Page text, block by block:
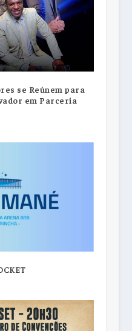
se Reúnem para
em Parceria